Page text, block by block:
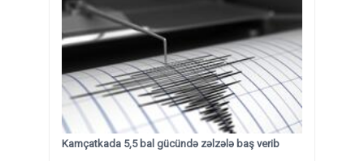
Kamçatkada 5,5 bal gücündə zəlzələ baş verib